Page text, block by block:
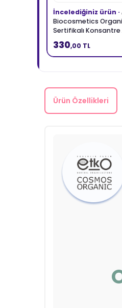
İncelediğiniz ürün ·
Biocosmetics
Sertifikalı Konsantre
Çalkalama Suyu 240
330,00 TL
Ürün Özellikleri